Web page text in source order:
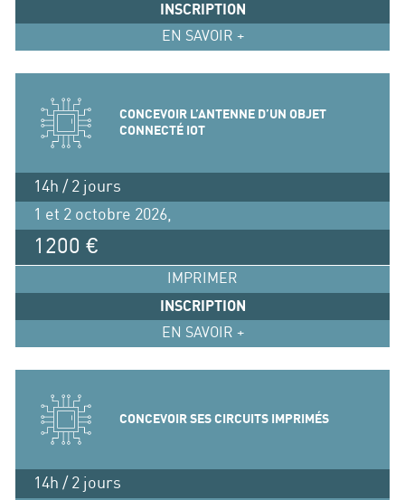
INSCRIPTION
EN SAVOIR +
CONCEVOIR L’ANTENNE D’UN OBJET
CONNECTÉ IOT
14h / 2 jours
1 et 2 octobre 2026,
1200 €
IMPRIMER
INSCRIPTION
EN SAVOIR +
CONCEVOIR SES CIRCUITS IMPRIMÉS
14h / 2 jours